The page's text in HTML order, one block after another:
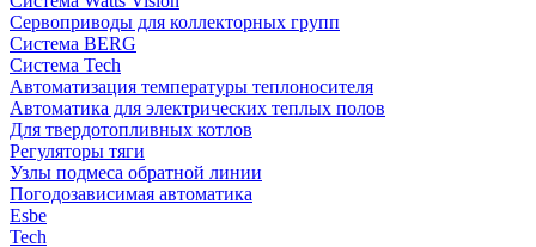
Сервоприводы для коллекторных групп
Система BERG
Система Tech
Автоматизация температуры теплоносителя
Автоматика для электрических теплых полов
Для твердотопливных котлов
Регуляторы тяги
Узлы подмеса обратной линии
Погодозависимая автоматика
Esbe
Tech